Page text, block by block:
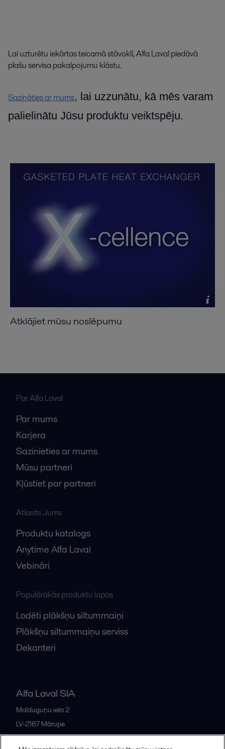
Lai uzturētu iekārtas teicamā stāvoklī, Alfa Laval piedāvā
plašu servisa pakalpojumu klāstu.
Sazināties ar mums, lai uzzunātu, kā mēs varam
palielinātu Jūsu produktu veiktspēju.
Atklājiet mūsu noslēpumu
Par Alfa Laval
Par mums
Karjera
Sazinieties ar mums
Mūsu partneri
Kļūstiet par partneri
Atlasīts Jums
Produktu katalogs
Anytime Alfa Laval
Vebināri
Populārākās produktu lapas
Lodēti plākšņu siltummaiņi
Plākšņu siltummaiņu serviss
Dekanteri
Alfa Laval SIA
Malduguņu iela 2
LV-2167 Mārupe
Latvia